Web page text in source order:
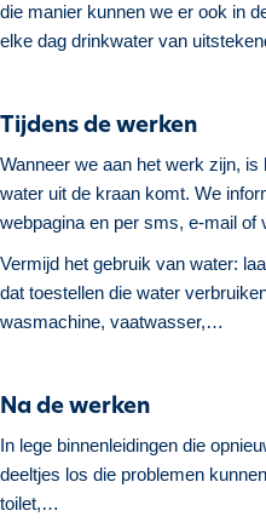
die manier kunnen we er ook in
elke dag drinkwater van
Tijdens de werken
Wanneer we aan het werk zijn,
water uit de kraan komt. We
webpagina en per sms, e-mail of
Vermijd het gebruik van water:
dat toestellen die water
wasmachine, vaatwasser,…
Na de werken
In lege binnenleidingen die
deeltjes los die problemen
toilet,…